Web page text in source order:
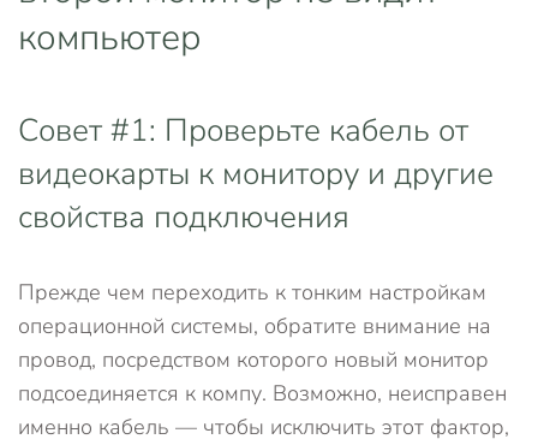
компьютер
Совет #1: Проверьте кабель от
видеокарты к монитору и другие
свойства подключения
Прежде чем переходить к тонким настройкам
операционной системы, обратите внимание на
провод, посредством которого новый монитор
подсоединяется к компу. Возможно, неисправен
именно кабель — чтобы исключить этот фактор,